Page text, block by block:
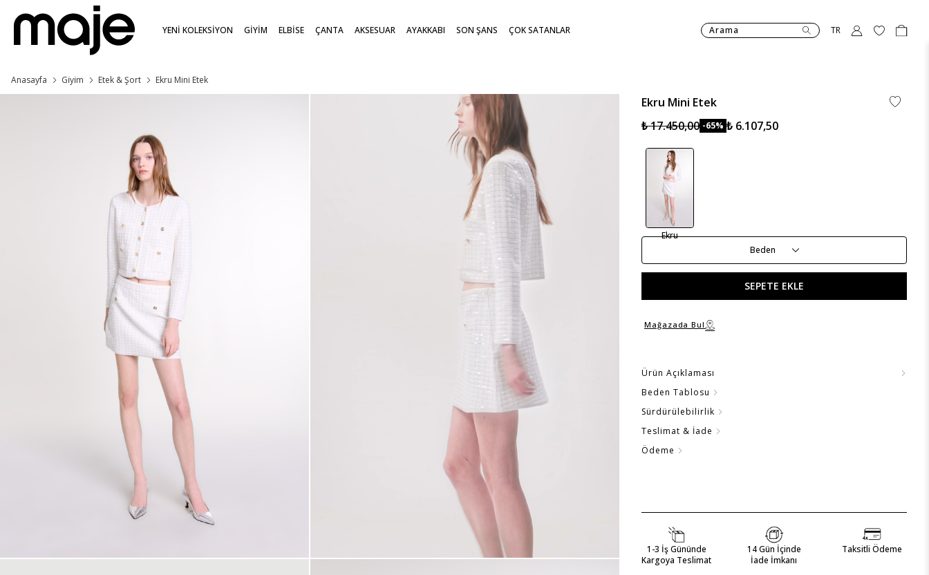
Arama TR
YENİ KOLEKSİYON GİYİM ELBİSE ÇANTA AKSESUAR AYAKKABI SON ŞANS ÇOK SATANLAR
Anasayfa Gi̇yi̇m Etek & Şort Ekru Mini Etek
Ekru Mini Etek
₺ 17.450,00 -65% ₺ 6.107,50
Ekru
Beden
SEPETE EKLE
Mağazada Bul
Ürün Açıklaması
Beden Tablosu
Sürdürülebilirlik
Teslimat & İade
Ödeme
1-3 İş Gününde
Kargoya Teslimat
14 Gün İçinde
İade İmkanı
Taksitli Ödeme